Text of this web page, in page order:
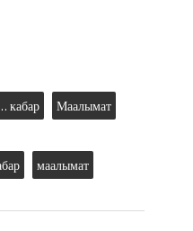
кабар Маалымат
маалымат